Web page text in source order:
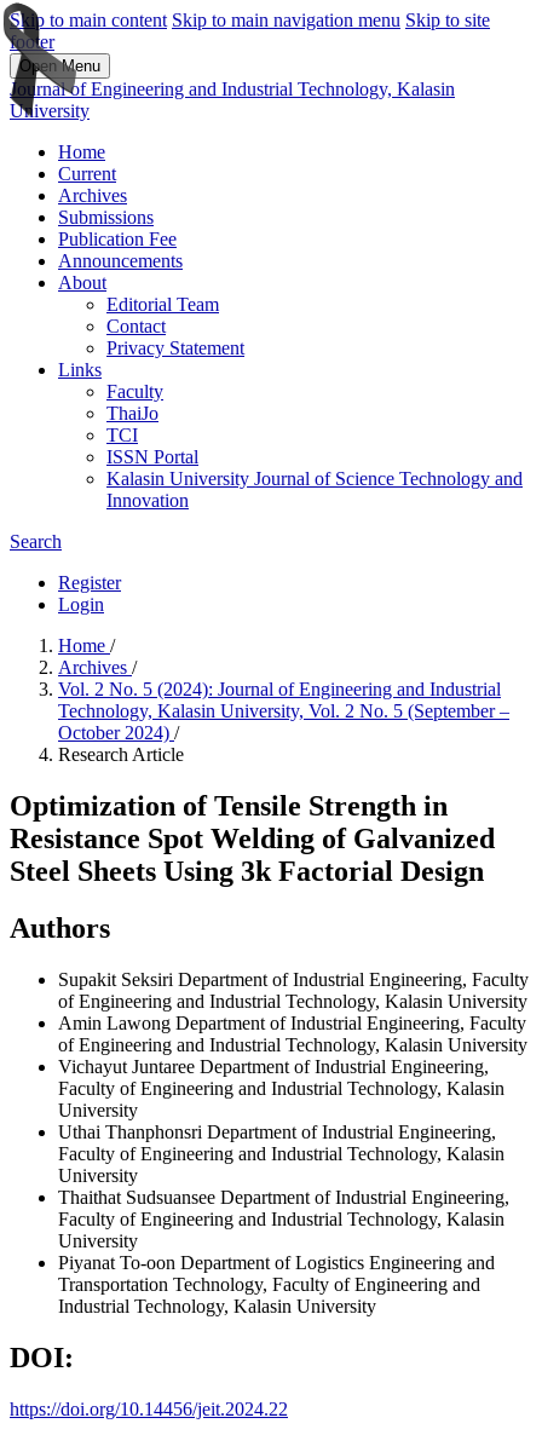
Skip to main content Skip to main navigation menu Skip to site
footer
Open Menu
Journal of Engineering and Industrial Technology, Kalasin
University
Home
Current
Archives
Submissions
Publication Fee
Announcements
About
Editorial Team
Contact
Privacy Statement
Links
Faculty
ThaiJo
TCI
ISSN Portal
Kalasin University Journal of Science Technology and
Innovation
Search
Register
Login
Home /
Archives /
Vol. 2 No. 5 (2024): Journal of Engineering and Industrial
Technology, Kalasin University, Vol. 2 No. 5 (September –
October 2024) /
Research Article
Optimization of Tensile Strength in
Resistance Spot Welding of Galvanized
Steel Sheets Using 3k Factorial Design
Authors
Supakit Seksiri Department of Industrial Engineering, Faculty
of Engineering and Industrial Technology, Kalasin University
Amin Lawong Department of Industrial Engineering, Faculty
of Engineering and Industrial Technology, Kalasin University
Vichayut Juntaree Department of Industrial Engineering,
Faculty of Engineering and Industrial Technology, Kalasin
University
Uthai Thanphonsri Department of Industrial Engineering,
Faculty of Engineering and Industrial Technology, Kalasin
University
Thaithat Sudsuansee Department of Industrial Engineering,
Faculty of Engineering and Industrial Technology, Kalasin
University
Piyanat To-oon Department of Logistics Engineering and
Transportation Technology, Faculty of Engineering and
Industrial Technology, Kalasin University
DOI:
https://doi.org/10.14456/jeit.2024.22